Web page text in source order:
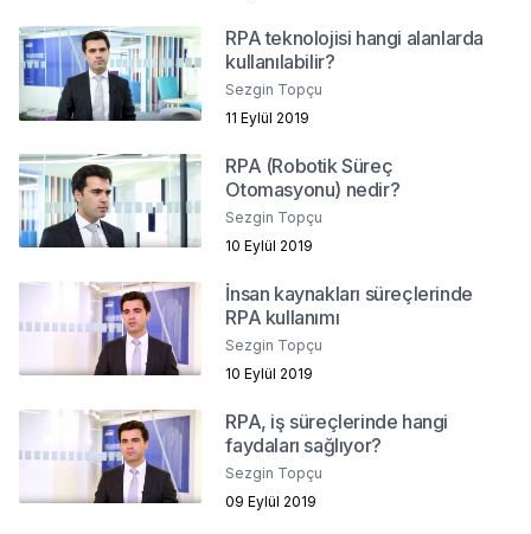
RPA teknolojisi hangi alanlarda
kullanılabilir?
Sezgin Topçu
11 Eylül 2019
RPA (Robotik Süreç
Otomasyonu) nedir?
Sezgin Topçu
10 Eylül 2019
İnsan kaynakları süreçlerinde
RPA kullanımı
Sezgin Topçu
10 Eylül 2019
RPA, iş süreçlerinde hangi
faydaları sağlıyor?
Sezgin Topçu
09 Eylül 2019